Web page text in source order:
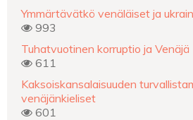
Ymmärtävätkö venäläiset ja
993
Tuhatvuotinen korruptio ja Venäjä
611
Kaksoiskansalaisuuden
venäjänkieliset
601